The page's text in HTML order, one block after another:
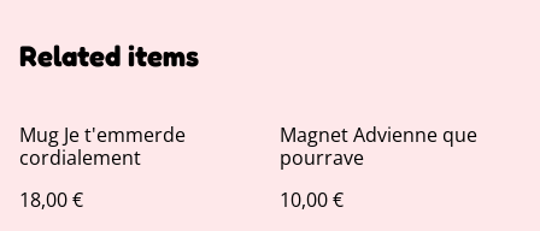
Related items
Mug Je t'emmerde
cordialement
18,00 €
Magnet Advienne que
pourrave
10,00 €